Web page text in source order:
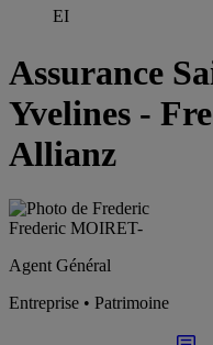
EI
Assurance
Yvelines -
Allianz
Frederic MOIRET-
Agent Général
Entreprise • Patrimoine